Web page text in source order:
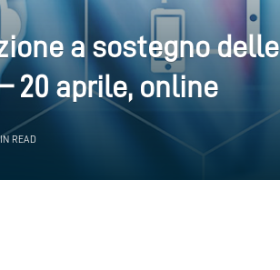
a sostegno delle
20 aprile, online
READ